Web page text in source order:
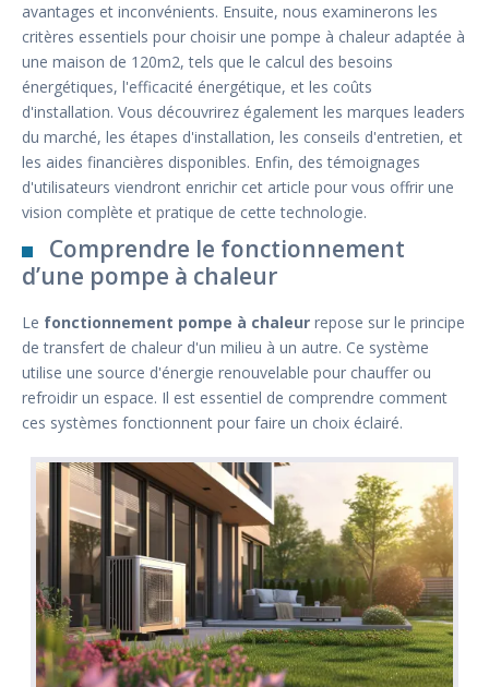
avantages et inconvénients. Ensuite, nous examinerons les
critères essentiels pour choisir une pompe à chaleur adaptée à
une maison de 120m2, tels que le calcul des besoins
énergétiques, l'efficacité énergétique, et les coûts
d'installation. Vous découvrirez également les marques leaders
du marché, les étapes d'installation, les conseils d'entretien, et
les aides financières disponibles. Enfin, des témoignages
d'utilisateurs viendront enrichir cet article pour vous offrir une
vision complète et pratique de cette technologie.
Comprendre le fonctionnement
d’une pompe à chaleur
Le fonctionnement pompe à chaleur repose sur le principe
de transfert de chaleur d'un milieu à un autre. Ce système
utilise une source d'énergie renouvelable pour chauffer ou
refroidir un espace. Il est essentiel de comprendre comment
ces systèmes fonctionnent pour faire un choix éclairé.